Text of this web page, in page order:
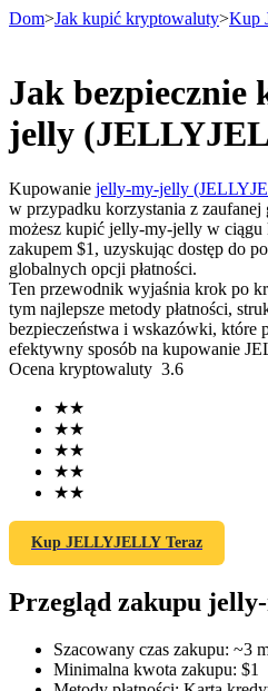
Kontrakty terminowe
Kontrakty terminowe na
Kontrakty futures
Kontrakty terminowe COIN-
Dom>Jak kupić kryptowaluty>Kup
Jak
jelly
Kupowanie jelly-my-jelly
w przypadku korzystania z zaufanej
możesz kupić jelly-my-jelly w
zakupem $1, uzyskując dostęp do
globalnych opcji płatności.
Ten przewodnik wyjaśnia krok po
tym najlepsze metody płatności,
bezpieczeństwa i wskazówki, które
efektywny sposób na kupowanie
Ocena kryptowaluty 3.6
★★
★★
★★
★★
★★
Kup JELLYJELLY Teraz
Przegląd zakupu
Szacowany czas zakupu: ~3
Minimalna kwota zakupu: $1